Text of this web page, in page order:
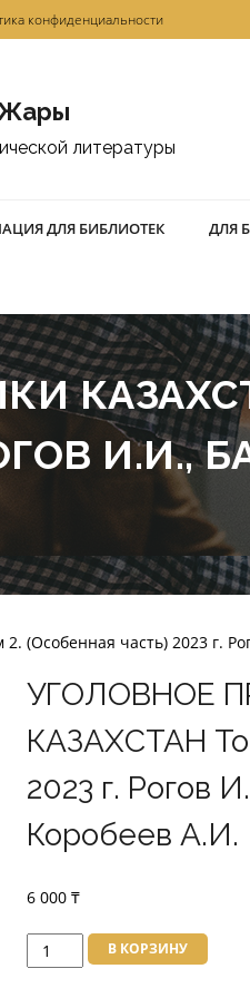
конфиденциальности
литературы
ДЛЯ БИБЛИОТЕК ДЛЯ
И.И.,
часть) 2023 г.
УГОЛОВНОЕ
КАЗАХСТАН
2023 г. Рогов
Коробеев А.И.
6 000 ₸
Количество
товара
В КОРЗИНУ